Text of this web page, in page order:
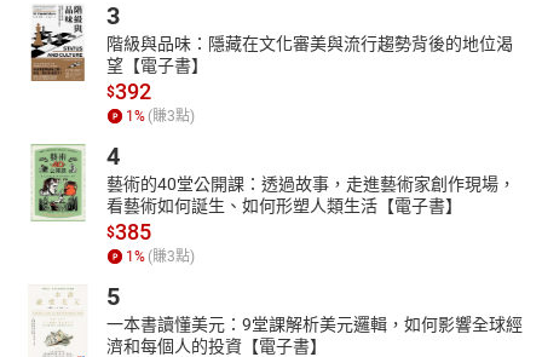
3
階級與品味：隱藏在文化審美與流行趨勢背後的地位渴
望【電子書】
$392
1 % (賺3點)
4
藝術的40堂公開課：透過故事，走進藝術家創作現場，
看藝術如何誕生、如何形塑人類生活【電子書】
$385
1 % (賺3點)
5
一本書讀懂美元：9堂課解析美元邏輯，如何影響全球經
濟和每個人的投資【電子書】